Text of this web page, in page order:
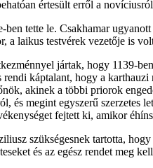
értesült erről a
ben tette le. Csakhamar
a laikus testvérek vezetője is
jártak, hogy 1139-
rendi káptalant, hogy a
akinek a többi priorok
és megint egyszerű
fejtett ki, amikor
szükségesnek tartotta,
és az egész rendet meg